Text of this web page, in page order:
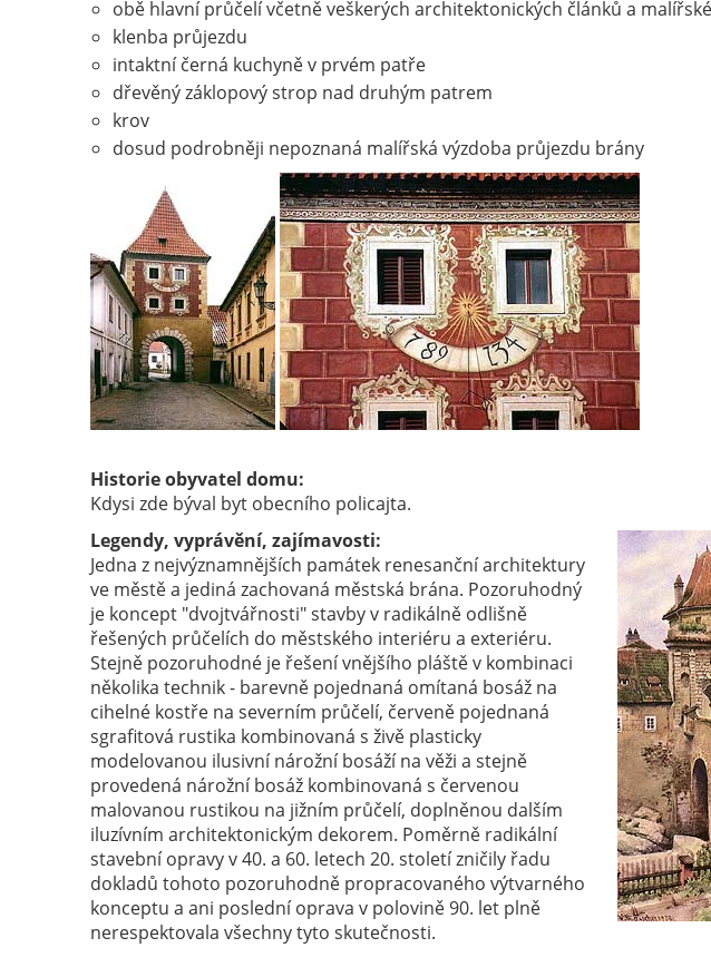
obě hlavní průčelí včetně veškerých architektonických článků a
klenba průjezdu
intaktní černá kuchyně v prvém patře
dřevěný záklopový strop nad druhým patrem
krov
dosud podrobněji nepoznaná malířská výzdoba průjezdu brány
Historie obyvatel domu:
Kdysi zde býval byt obecního policajta.
Legendy, vyprávění, zajímavosti:
Jedna z nejvýznamnějších památek renesanční architektury
ve městě a jediná zachovaná městská brána. Pozoruhodný
je koncept "dvojtvářnosti" stavby v radikálně odlišně
řešených průčelích do městského interiéru a exteriéru.
Stejně pozoruhodné je řešení vnějšího pláště v kombinaci
několika technik - barevně pojednaná omítaná bosáž na
cihelné kostře na severním průčelí, červeně pojednaná
sgrafitová rustika kombinovaná s živě plasticky
modelovanou ilusivní nárožní bosáží na věži a stejně
provedená nárožní bosáž kombinovaná s červenou
malovanou rustikou na jižním průčelí, doplněnou dalším
iluzívním architektonickým dekorem. Poměrně radikální
stavební opravy v 40. a 60. letech 20. století zničily řadu
dokladů tohoto pozoruhodně propracovaného výtvarného
konceptu a ani poslední oprava v polovině 90. let plně
nerespektovala všechny tyto skutečnosti.